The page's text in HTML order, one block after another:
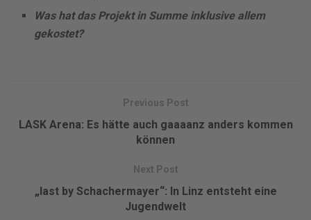
Was hat das Projekt in Summe inklusive allem
gekostet?
Previous Post
LASK Arena: Es hätte auch gaaaanz anders kommen
können
Next Post
„last by Schachermayer“: In Linz entsteht eine
Jugendwelt